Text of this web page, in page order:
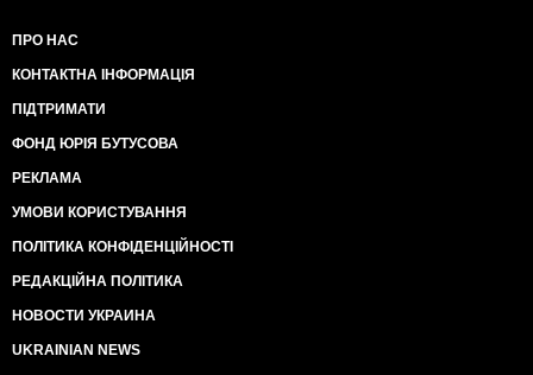
ПРО НАС
КОНТАКТНА ІНФОРМАЦІЯ
ПІДТРИМАТИ
ФОНД ЮРІЯ БУТУСОВА
РЕКЛАМА
УМОВИ КОРИСТУВАННЯ
ПОЛІТИКА КОНФІДЕНЦІЙНОСТІ
РЕДАКЦІЙНА ПОЛІТИКА
НОВОСТИ УКРАИНА
UKRAINIAN NEWS